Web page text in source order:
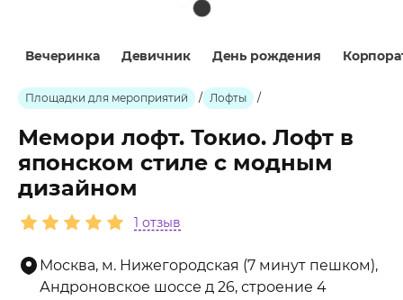
Вечеринка Девичник День рождения
Площадки для мероприятий / Лофты /
Мемори лофт. Токио. Лофт в
японском стиле с модным
дизайном
1 отзыв
Москва, м. Нижегородская (7 минут пешком),
Андроновское шоссе д 26, строение 4